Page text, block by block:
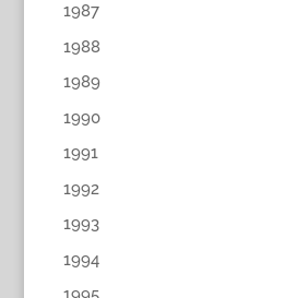
1987
1988
1989
1990
1991
1992
1993
1994